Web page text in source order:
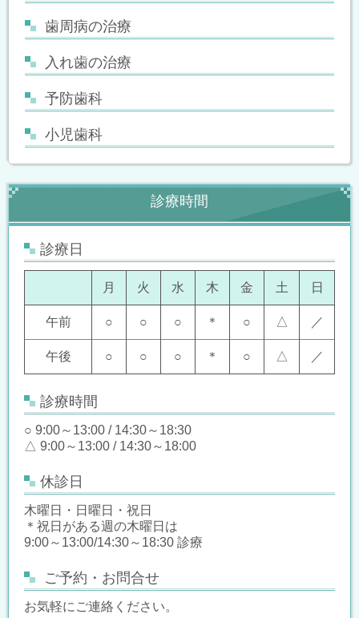
歯周病の治療
入れ歯の治療
予防歯科
小児歯科
診療時間
診療日
月 火 水 木 金 土 日
午前 ○ ○ ○ ＊ ○ △ ／
午後 ○ ○ ○ ＊ ○ △ ／
診療時間
○ 9:00～13:00 / 14:30～18:30
△ 9:00～13:00 / 14:30～18:00
休診日
木曜日・日曜日・祝日
＊祝日がある週の木曜日は
9:00～13:00/14:30～18:30 診療
ご予約・お問合せ
お気軽にご連絡ください。